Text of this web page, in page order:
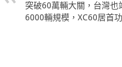
突破60萬輛大關，台灣也
6000輛規模，XC60居首功